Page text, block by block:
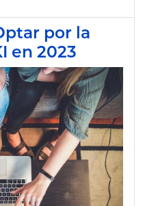
por la
en 2023